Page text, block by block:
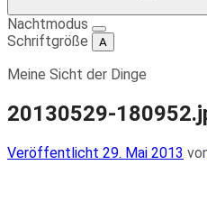
Nachtmodus
Schriftgröße
A
Meine Sicht der Dinge
20130529-
Veröffentlicht
Veröffentlicht 29. Mai 2013